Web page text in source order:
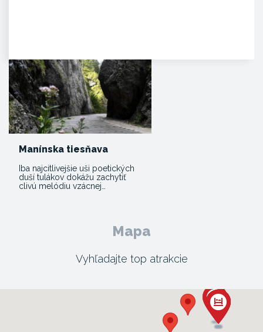
Manínska tiesňava
Iba najcitlivejšie uši poetických
duší tulákov dokážu zachytiť
clivú melódiu vzácnej…
Mapa
Vyhľadajte top atrakcie